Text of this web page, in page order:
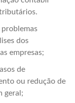
dos
empresas;
de
ou redução de
geral;